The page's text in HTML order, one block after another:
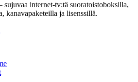
sujuvaa internet-tv:tä suoratoistoboksilla,
kanavapaketeilla ja lisenssillä.